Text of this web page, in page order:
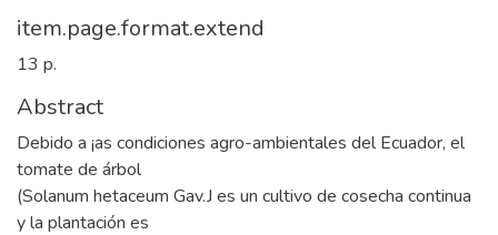
item.page.format.extend
13 p.
Abstract
Debido a ¡as condiciones agro-ambientales del Ecuador, el
tomate de árbol
(Solanum hetaceum Gav.J es un cultivo de cosecha continua
y la plantación es